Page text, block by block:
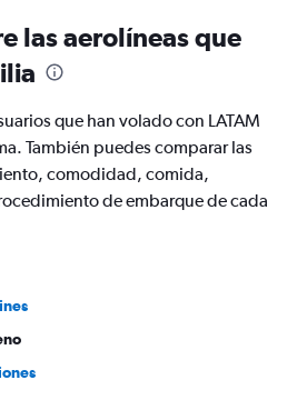
las aerolíneas que
que han volado con LATAM
También puedes comparar las
comodidad, comida,
de embarque de cada